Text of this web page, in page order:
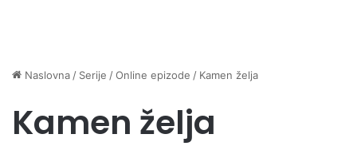
Naslovna / Serije /Online epizode / Kamen želja
Kamen želja